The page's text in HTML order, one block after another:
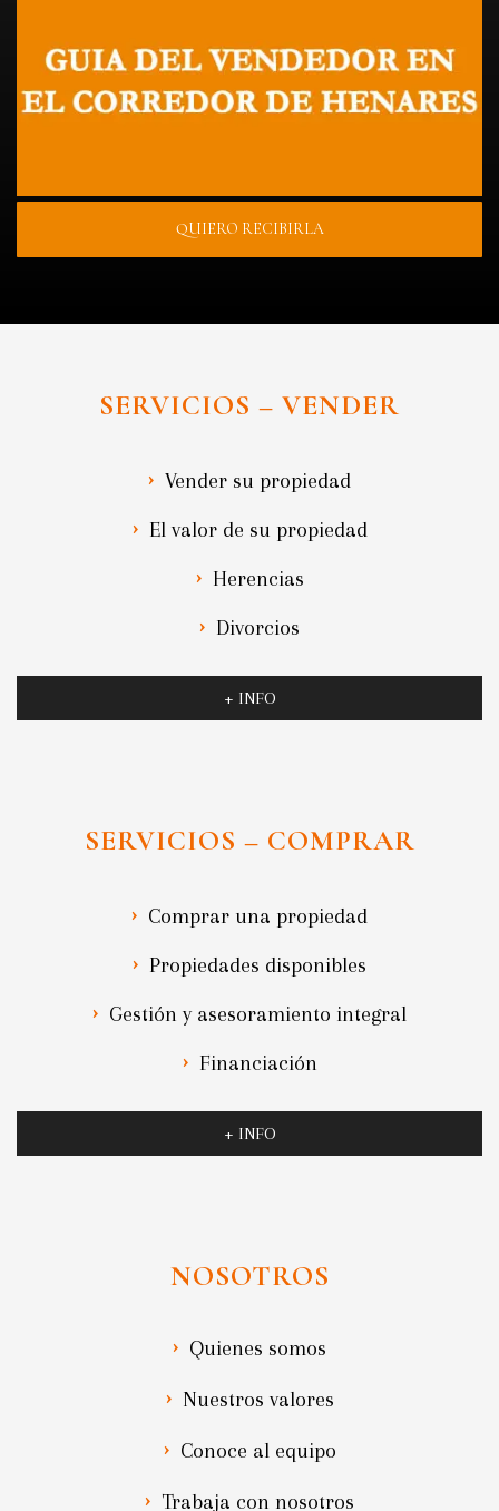
QUIERO RECIBIRLA
SERVICIOS – VENDER
Vender su propiedad
El valor de su propiedad
Herencias
Divorcios
+ INFO
SERVICIOS – COMPRAR
Comprar una propiedad
Propiedades disponibles
Gestión y asesoramiento integral
Financiación
+ INFO
NOSOTROS
Quienes somos
Nuestros valores
Conoce al equipo
Trabaja con nosotros